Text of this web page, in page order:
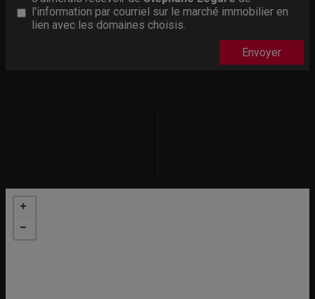
l'information par courriel sur le marché immobilier en
lien avec les domaines choisis.